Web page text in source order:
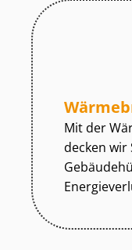
Mit der
decken wir